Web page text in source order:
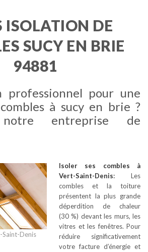
ISOLATION DE
SUCY EN BRIE
94881
professionnel pour une
à sucy en brie ?
notre entreprise de
Denis
Isoler ses combles à
Vert-Saint-Denis: Les
combles et la toiture
présentent la plus grande
déperdition de chaleur
(30 %) devant les murs, les
vitres et les fenêtres. Pour
réduire significativement
votre facture d’énergie et